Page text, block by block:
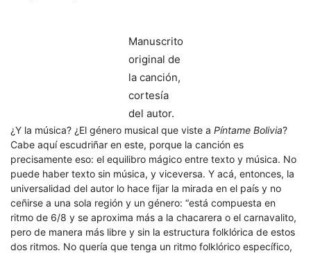
Manuscrito
original de
la canción,
cortesía
del autor.
¿Y la música? ¿El género musical que viste a Píntame Bolivia?
Cabe aquí escudriñar en este, porque la canción es
precisamente eso: el equilibro mágico entre texto y música. No
puede haber texto sin música, y viceversa. Y acá, entonces, la
universalidad del autor lo hace fijar la mirada en el país y no
ceñirse a una sola región y un género: “está compuesta en
ritmo de 6/8 y se aproxima más a la chacarera o el carnavalito,
pero de manera más libre y sin la estructura folklórica de estos
dos ritmos. No quería que tenga un ritmo folklórico específico,